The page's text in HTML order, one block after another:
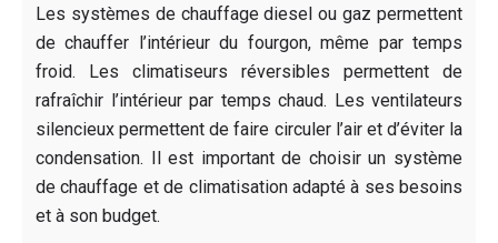
Les systèmes de chauffage diesel ou gaz permettent
de chauffer l’intérieur du fourgon, même par temps
froid. Les climatiseurs réversibles permettent de
rafraîchir l’intérieur par temps chaud. Les ventilateurs
silencieux permettent de faire circuler l’air et d’éviter la
condensation. Il est important de choisir un système
de chauffage et de climatisation adapté à ses besoins
et à son budget.